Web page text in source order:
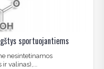
sportuojantiems
nesintetinamos
valinas),...